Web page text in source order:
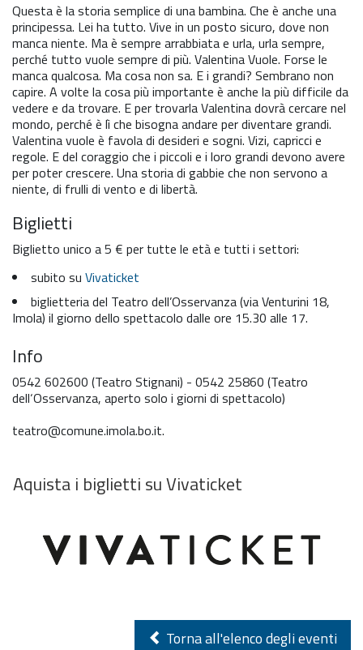
Questa è la storia semplice di una bambina. Che è anche una
principessa. Lei ha tutto. Vive in un posto sicuro, dove non
manca niente. Ma è sempre arrabbiata e urla, urla sempre,
perché tutto vuole sempre di più. Valentina Vuole. Forse le
manca qualcosa. Ma cosa non sa. E i grandi? Sembrano non
capire. A volte la cosa più importante è anche la più difficile da
vedere e da trovare. E per trovarla Valentina dovrà cercare nel
mondo, perché è lì che bisogna andare per diventare grandi.
Valentina vuole è favola di desideri e sogni. Vizi, capricci e
regole. E del coraggio che i piccoli e i loro grandi devono avere
per poter crescere. Una storia di gabbie che non servono a
niente, di frulli di vento e di libertà.
Biglietti
Biglietto unico a 5 € per tutte le età e tutti i settori:
subito su Vivaticket
biglietteria del Teatro dell’Osservanza (via Venturini 18,
Imola) il giorno dello spettacolo dalle ore 15.30 alle 17.
Info
0542 602600 (Teatro Stignani) - 0542 25860 (Teatro
dell‘Osservanza, aperto solo i giorni di spettacolo)
teatro@comune.imola.bo.it.
Aquista i biglietti su Vivaticket
Torna all'elenco degli eventi